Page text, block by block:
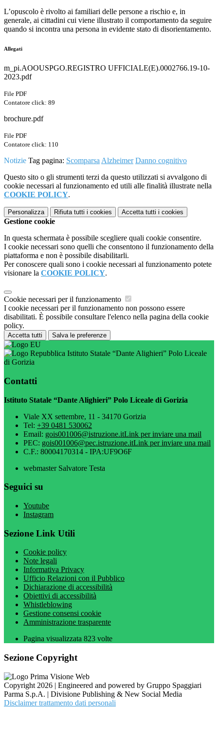
L’opuscolo è rivolto ai familiari delle persone a rischio e, in
generale, ai cittadini cui viene illustrato il comportamento da seguire
quando si incontra una persona in evidente stato di disorientamento.
Allegati
m_pi.AOOUSPGO.REGISTRO UFFICIALE(E).0002766.19-10-
2023.pdf
File PDF
Contatore click: 89
brochure.pdf
File PDF
Contatore click: 110
Notizie Tag pagina: Scomparsa Alzheimer Danno cognitivo
Questo sito o gli strumenti terzi da questo utilizzati si avvalgono di
cookie necessari al funzionamento ed utili alle finalità illustrate nella
COOKIE POLICY.
Personalizza Rifiuta tutti i cookies Accetta tutti i cookies
Gestione cookie
In questa schermata è possibile scegliere quali cookie consentire.
I cookie necessari sono quelli che consentono il funzionamento della
piattaforma e non è possibile disabilitarli.
Per conoscere quali sono i cookie necessari al funzionamento potete
visionare la COOKIE POLICY.
Cookie necessari per il funzionamento
I cookie necessari per il funzionamento non possono essere
disabilitati. È possibile consultare l'elenco nella pagina della cookie
policy.
Accetta tutti Salva le preferenze
Istituto Statale “Dante Alighieri” Polo Liceale
di Gorizia
Contatti
Istituto Statale “Dante Alighieri” Polo Liceale di Gorizia
Viale XX settembre, 11 - 34170 Gorizia
Tel: +39 0481 530062
Email: gois001006@istruzione.itLink per inviare una mail
PEC: gois001006@pec.istruzione.itLink per inviare una mail
C.F.: 80004170314 - IPA:UF9O6F
webmaster Salvatore Testa
Seguici su
Youtube
Instagram
Sezione Link Utili
Cookie policy
Note legali
Informativa Privacy
Ufficio Relazioni con il Pubblico
Dichiarazione di accessibilità
Obiettivi di accessibilità
Whistleblowing
Gestione consensi cookie
Amministrazione trasparente
Pagina visualizzata 823 volte
Sezione Copyright
Copyright 2026 | Engineered and powered by Gruppo Spaggiari
Parma S.p.A. | Divisione Publishing & New Social Media
Disclaimer trattamento dati personali